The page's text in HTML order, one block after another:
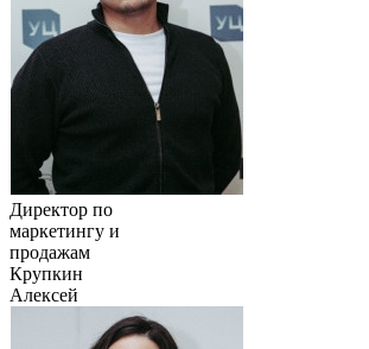
Директор по
маркетингу и
продажам
Крупкин
Алексей